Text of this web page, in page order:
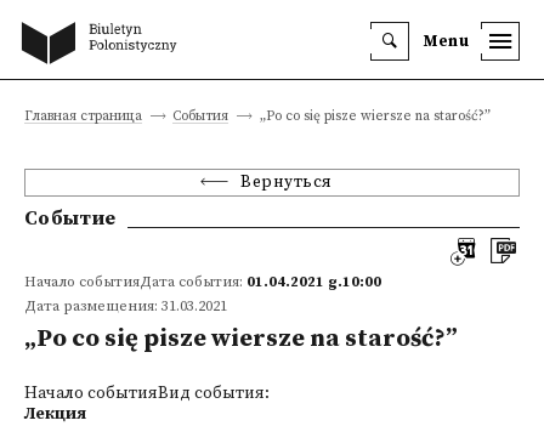
Menu
Главная страница События „Po co się pisze wiersze na starość?”
Вернуться
Событие
Начало событияДата события: 01.04.2021 g.10:00
Дата размещения: 31.03.2021
„Po co się pisze wiersze na starość?”
Начало событияВид события:
Лекция